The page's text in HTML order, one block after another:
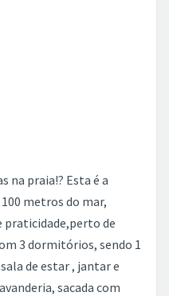
na praia!? Esta é a
metros do mar,
praticidade,perto de
3 dormitórios, sendo 1
de estar , jantar e
sacada com